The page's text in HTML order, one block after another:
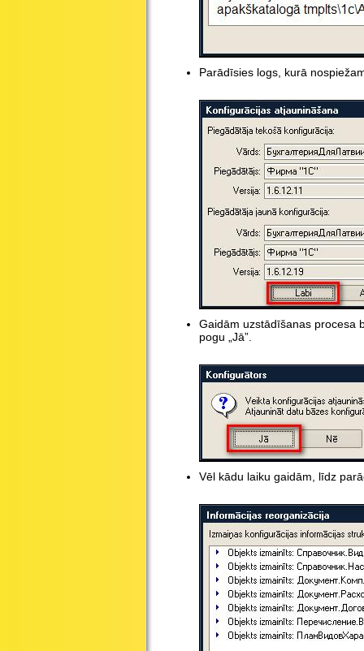
Parādīsies logs, kurā
Gaidām uzstādīšanas procesa
pogu „Jā”.
Vēl kādu laiku gaidām, līdz